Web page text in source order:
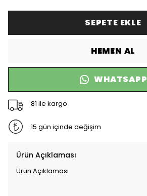
SEPETE EKLE
HEMEN AL
WHATSAPP
81 ile kargo
15 gün içinde değişim
Ürün Açıklaması
Ürün Açıklaması